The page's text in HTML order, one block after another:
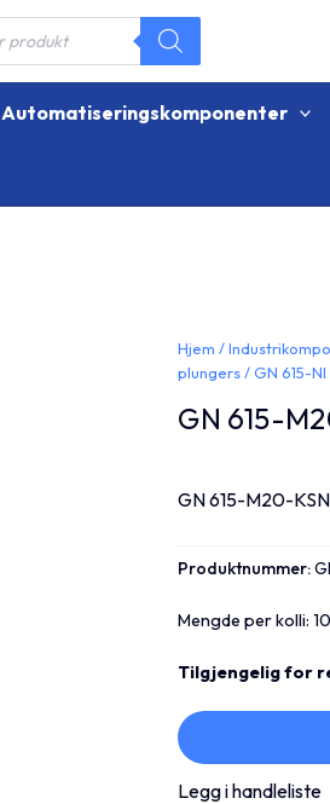
Automatiseringskomponenter
Hjem /
plungers/GN 615-NI
GN 615-
GN 615-M20-KSN
Produktnummer:
Mengde per kolli:
Tilgjengelig for
Legg i handleliste